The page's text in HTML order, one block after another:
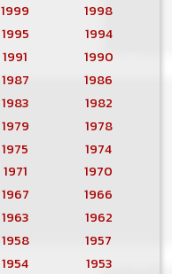
1999
1998
1995
1994
1991
1990
1987
1986
1983
1982
1979
1978
1975
1974
1971
1970
1967
1966
1963
1962
1958
1957
1954
1953